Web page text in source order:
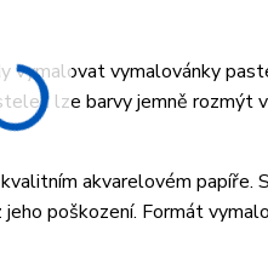
vymalovat vymalovánky
lze barvy jemně rozmýt
akvarelovém papíře.
poškození. Formát